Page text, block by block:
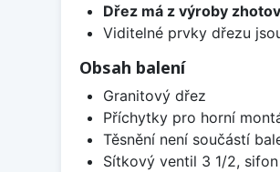
Dřez má z výroby
Viditelné prvky dřezu
Obsah balení
Granitový dřez
Příchytky pro horní
Těsnění není součástí
Sítkový ventil 3 1/2,